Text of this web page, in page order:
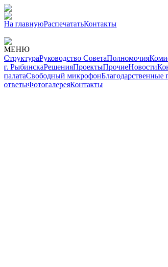
На главнуюРаспечататьКонтакты
МЕНЮ
СтруктураРуководство СоветаПолномочия
г. РыбинскаРешенияПроектыПрочиеНовости
палатаСвободный микрофонБлагодарственные
ответыФотогалереяКонтакты